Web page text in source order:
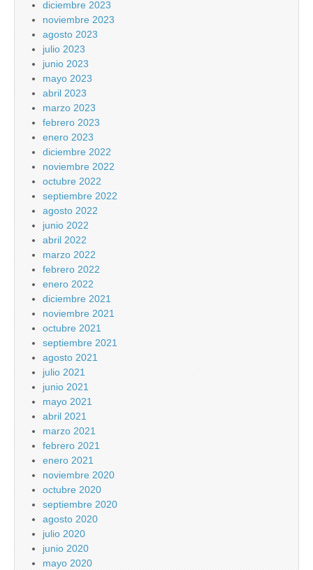
diciembre 2023
noviembre 2023
agosto 2023
julio 2023
junio 2023
mayo 2023
abril 2023
marzo 2023
febrero 2023
enero 2023
diciembre 2022
noviembre 2022
octubre 2022
septiembre 2022
agosto 2022
junio 2022
abril 2022
marzo 2022
febrero 2022
enero 2022
diciembre 2021
noviembre 2021
octubre 2021
septiembre 2021
agosto 2021
julio 2021
junio 2021
mayo 2021
abril 2021
marzo 2021
febrero 2021
enero 2021
noviembre 2020
octubre 2020
septiembre 2020
agosto 2020
julio 2020
junio 2020
mayo 2020